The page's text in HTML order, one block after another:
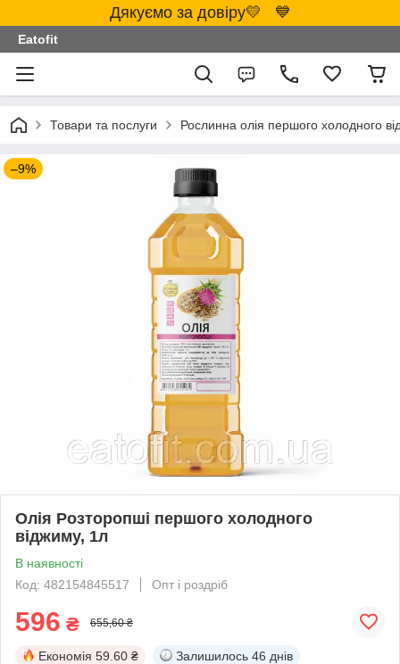
Дякуємо за довіру💛 💙
Eatofit
Товари та послуги Рослинна олія першого холодного
–9%
Олія Розторопші першого холодного
віджиму, 1л
В наявності
Код: 482154845517
Опт і роздріб
596 ₴ 655,60 ₴
Економія 59.60 ₴ Залишилось 46 днів